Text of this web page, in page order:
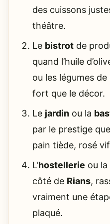
des cuissons
théâtre.
Le bistrot de
quand l’huile
ou les légumes
fort que le décor.
Le jardin ou la
par le prestige
pain tiède, rosé
L’hostellerie ou
côté de Rians,
vraiment une
plaqué.